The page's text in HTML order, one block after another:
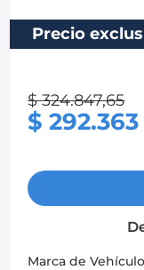
Precio
$ 324.847,65
$ 292.363
Marca de Vehículo
5.
optra
6.
mazda 3
chevrolet sail
. mazda 2